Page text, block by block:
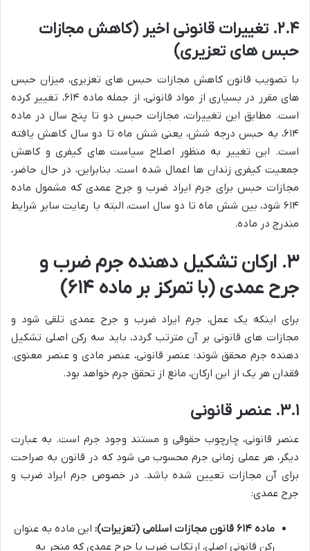
۲.۴. تغییرات قانونی اخیر (کاهش مجازات
حبس های تعزیری)
با تصویب قانون کاهش مجازات حبس های تعزیری، میزان حبس
های مقرر در بسیاری از مواد قانونی، از جمله ماده ۶۱۴، تغییر کرده
است. مطابق این تغییرات، مجازات حبس دو تا پنج سال در ماده
۶۱۴، به حبس درجه شش، یعنی شش ماه تا دو سال کاهش یافته
است. این تغییر به منظور اصلاح سیاست های کیفری و کاهش
جمعیت کیفری زندان ها اعمال شده است. بنابراین، در حال حاضر،
مجازات حبس برای جرم ایراد ضرب و جرح عمدی که مشمول ماده
۶۱۴ شود، بین شش ماه تا دو سال است، البته با رعایت سایر شرایط
مندرج در ماده.
۳. ارکان تشکیل دهنده جرم ضرب و
جرح عمدی (با تمرکز بر ماده ۶۱۴)
برای اینکه یک عمل، جرم ایراد ضرب و جرح عمدی تلقی شود و
مجازات های قانونی بر آن مترتب گردد، باید سه رکن اصلی تشکیل
دهنده جرم محقق شوند: عنصر قانونی، عنصر مادی و عنصر معنوی.
فقدان هر یک از این ارکان، مانع از تحقق جرم خواهد بود.
۳.۱. عنصر قانونی
عنصر قانونی، چارچوب حقوقی و مستند وجود جرم است. به عبارت
دیگر، هر عملی زمانی جرم محسوب می شود که در قانون به صراحت
برای آن مجازات تعیین شده باشد. در خصوص جرم ایراد ضرب و
جرح عمدی:
ماده ۶۱۴ قانون مجازات اسلامی (تعزیرات):
این ماده به عنوان
رکن قانونی اصلی، ارتکاب ضرب یا جرح عمدی که منجر به